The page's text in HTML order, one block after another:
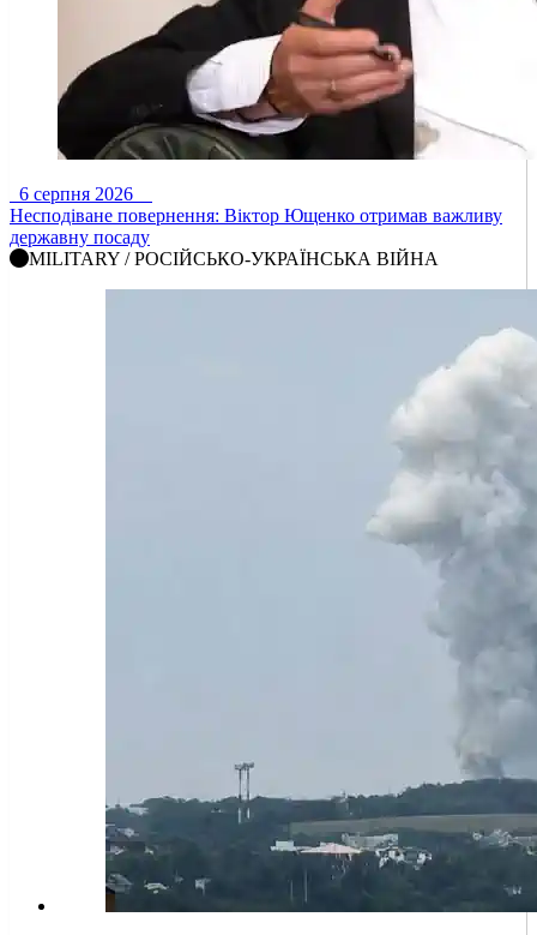
6 серпня 2026
Несподіване повернення: Віктор Ющенко отримав важливу
державну посаду
MILITARY / РОСІЙСЬКО-УКРАЇНСЬКА ВІЙНА